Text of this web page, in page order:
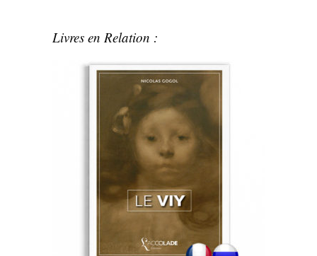
Livres en Relation :